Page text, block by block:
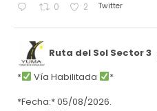
0 2 Twitter
Ruta del Sol Sector 3
* Vía Habilitada
*
*Fecha:* 05/08/2026.